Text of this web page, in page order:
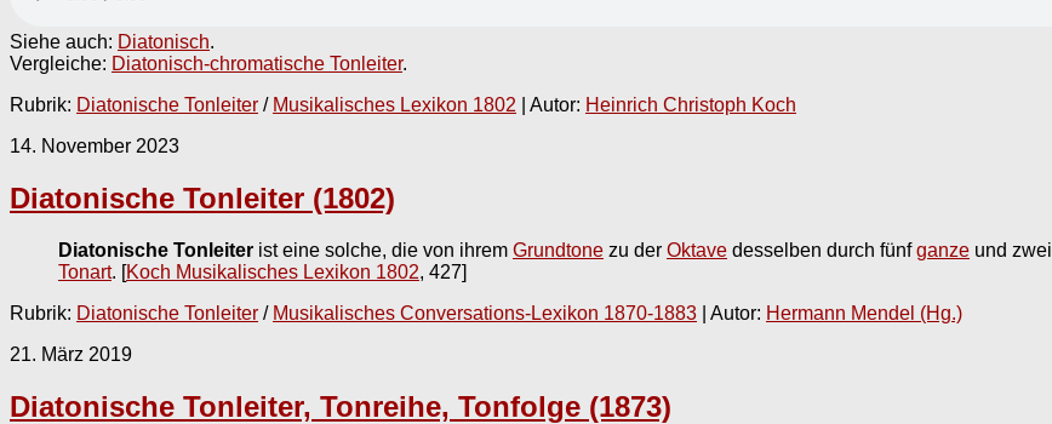
Siehe auch: Diatonisch.
Vergleiche: Diatonisch-chromatische Tonleiter.
Rubrik: Diatonische Tonleiter / Musikalisches Lexikon 1802 | Autor: Heinrich Christoph Koch
14. November 2023
Diatonische Tonleiter (1802)
Diatonische Tonleiter ist eine solche, die von ihrem Grundtone zu der Oktave desselben durch fünfganze und zwei
Tonart. [Koch Musikalisches Lexikon 1802, 427]
Rubrik: Diatonische Tonleiter / Musikalisches Conversations-Lexikon 1870-1883 | Autor: Hermann Mendel (Hg.)
21. März 2019
Diatonische Tonleiter, Tonreihe, Tonfolge (1873)